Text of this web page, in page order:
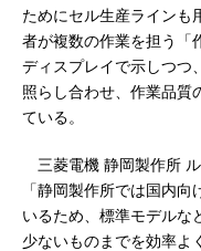
ためにセル生産ラインも
者が複数の作業を担う「
ディスプレイで示しつつ
照らし合わせ、作業品質
ている。
三菱電機 静岡製作所
「静岡製作所では国内
いるため、標準モデルな
少ないものまでを効率よ